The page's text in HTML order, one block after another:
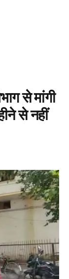
से मांगी
से नहीं